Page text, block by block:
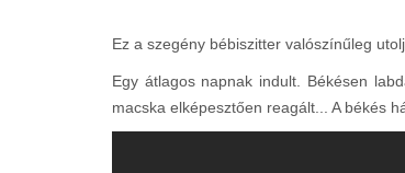
Ez a szegény bébiszitter valószínűleg
Egy átlagos napnak indult. Békésen
macska elképesztően reagált... A békés